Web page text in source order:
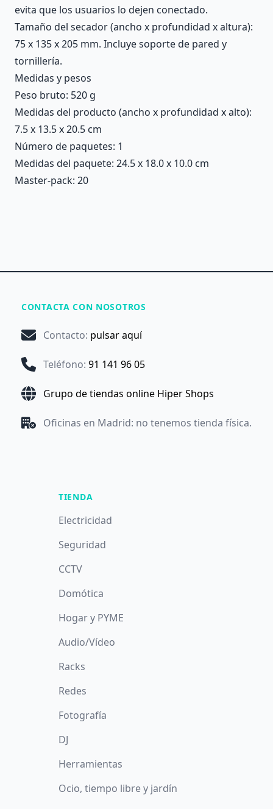
evita que los usuarios lo dejen conectado.
Tamaño del secador (ancho x profundidad x altura):
75 x 135 x 205 mm. Incluye soporte de pared y
tornillería.
Medidas y pesos
Peso bruto: 520 g
Medidas del producto (ancho x profundidad x alto):
7.5 x 13.5 x 20.5 cm
Número de paquetes: 1
Medidas del paquete: 24.5 x 18.0 x 10.0 cm
Master-pack: 20
CONTACTA CON NOSOTROS
Contacto: pulsar aquí
Teléfono: 91 141 96 05
Grupo de tiendas online Hiper Shops
Oficinas en Madrid: no tenemos tienda física.
TIENDA
Electricidad
Seguridad
CCTV
Domótica
Hogar y PYME
Audio/Vídeo
Racks
Redes
Fotografía
DJ
Herramientas
Ocio, tiempo libre y jardín